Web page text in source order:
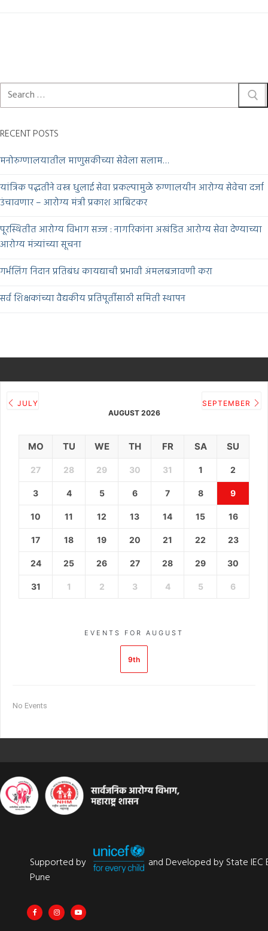
RECENT POSTS
मनोरुग्णालयातील माणुसकीच्या सेवेला सलाम…
यांत्रिक पद्धतीने वस्त्र धुलाई सेवा प्रकल्पामुळे रुग्णालयीन आरोग्य सेवेचा दर्जा
उंचावणार – आरोग्य मंत्री प्रकाश आबिटकर
पूरस्थितीत आरोग्य विभाग सज्ज : नागरिकांना अखंडित आरोग्य सेवा देण्याच्या
आरोग्य मंत्र्यांच्या सूचना
गर्भलिंग निदान प्रतिबंध कायद्याची प्रभावी अंमलबजावणी करा
सर्व शिक्षकांच्या वैद्यकीय प्रतिपूर्तीसाठी समिती स्थापन
JULY
AUGUST 2026
SEPTEMBER
MO TU WE TH FR SA SU
27 28 29 30 31 1 2
3 4 5 6 7 8 9
10 11 12 13 14 15 16
17 18 19 20 21 22 23
24 25 26 27 28 29 30
31 1 2 3 4 5 6
EVENTS FOR AUGUST
9th
No Events
Supported by
and Developed by State IEC
Pune